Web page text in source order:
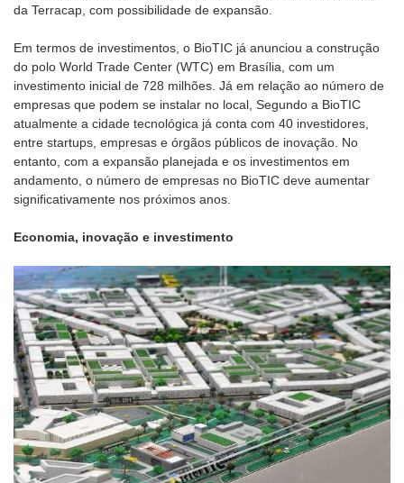
da Terracap, com possibilidade de expansão.
Em termos de investimentos, o BioTIC já anunciou a construção
do polo World Trade Center (WTC) em Brasília, com um
investimento inicial de 728 milhões. Já em relação ao número de
empresas que podem se instalar no local, Segundo a BioTIC
atualmente a cidade tecnológica já conta com 40 investidores,
entre startups, empresas e órgãos públicos de inovação. No
entanto, com a expansão planejada e os investimentos em
andamento, o número de empresas no BioTIC deve aumentar
significativamente nos próximos anos.
Economia, inovação e investimento